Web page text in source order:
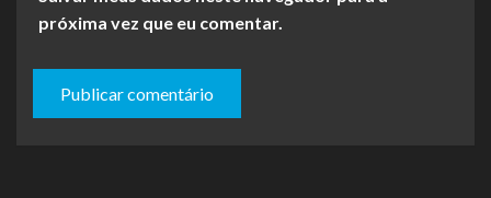
próxima vez que eu comentar.